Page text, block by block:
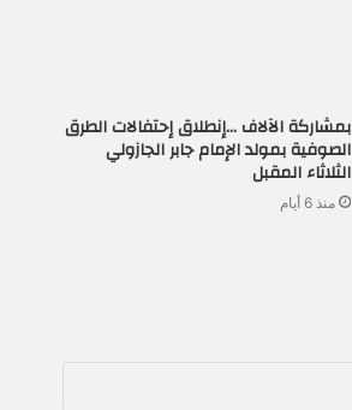
بمشاركة الآلاف …إنطلاق إحتفالات الطرق
الصوفية بمولد الإمام جابر الجازولي
الثلاثاء المقبل
منذ 6 أيام